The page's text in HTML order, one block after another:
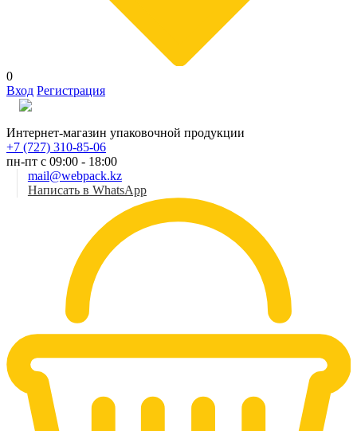
0
Вход Регистрация
Интернет-магазин упаковочной продукции
+7 (727) 310-85-06
пн-пт с 09:00 - 18:00
mail@webpack.kz
Написать в WhatsApp